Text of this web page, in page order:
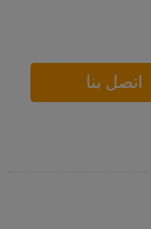
اتصل بنا